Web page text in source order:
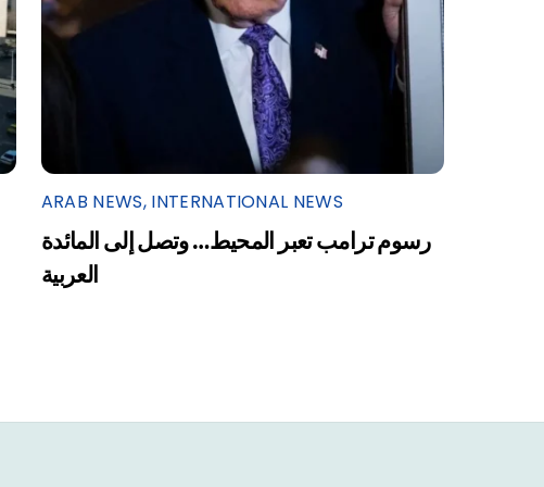
ARAB NEWS, INTERNATIONAL NEWS
رسوم ترامب تعبر المحيط… وتصل إلى المائدة
العربية